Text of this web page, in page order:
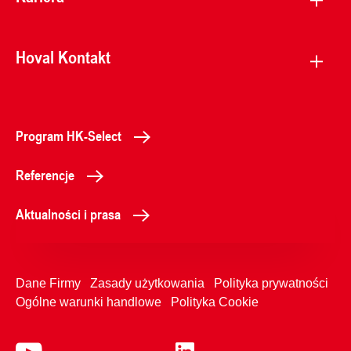
Hoval Kontakt
Program HK-Select
Referencje
Aktualności i prasa
Dane Firmy Zasady użytkowania
Polityka prywatności
Ogólne warunki handlowe
Polityka Cookie